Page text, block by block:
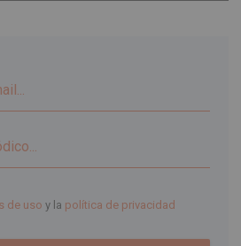
de uso y la política de privacidad